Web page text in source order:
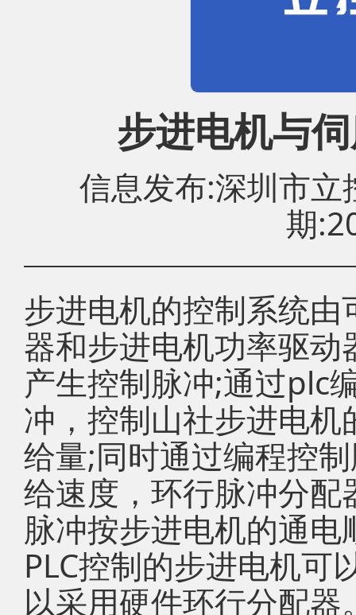
步进电机与
信息发布:深圳市
期
步进电机的控制系统
器和步进电机功率驱
产生控制脉冲;通过plc
冲，控制山社步进电
给量;同时通过编程控
给速度，环行脉冲分
脉冲按步进电机的通
PLC控制的步进电机可
以采用硬件环行分配器